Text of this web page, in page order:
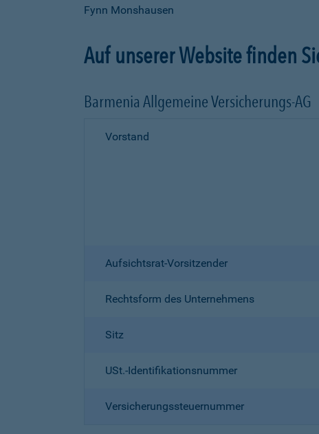
Fynn Monshausen
Auf unserer Website finden
Barmenia Allgemeine Versicherungs-AG
Vorstand
Aufsichtsrat-Vorsitzender
Rechtsform des Unternehmens
Sitz
USt.-Identifikationsnummer
Versicherungssteuernummer